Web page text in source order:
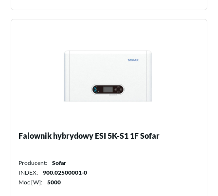
Falownik hybrydowy ESI 5K-S1 1F Sofar
Producent:
Sofar
INDEX:
900.02500001-0
Moc [W]:
5000